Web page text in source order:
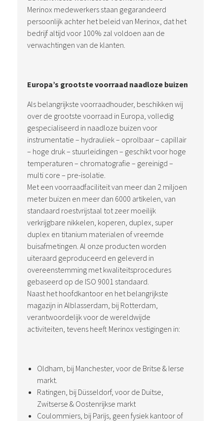
Merinox medewerkers staan gegarandeerd
persoonlijk achter het beleid van Merinox, dat het
bedrijf altijd voor 100% zal voldoen aan de
verwachtingen van de klanten.
Europa’s grootste voorraad naadloze buizen
Als belangrijkste voorraadhouder, beschikken wij
over de grootste voorraad in Europa, volledig
gespecialiseerd in naadloze buizen voor
instrumentatie – hydrauliek – oprolbaar – capillair
– hoge druk – stuurleidingen – geschikt voor hoge
temperaturen – chromatografie – gereinigd –
multi core – pre-isolatie.
Met een voorraadfaciliteit van meer dan 2 miljoen
meter buizen en meer dan 6000 artikelen, van
standaard roestvrijstaal tot zeer moeilijk
verkrijgbare nikkelen, koperen, duplex, super
duplex en titanium materialen of vreemde
buisafmetingen. Al onze producten worden
uiteraard geproduceerd en geleverd in
overeenstemming met kwaliteitsprocedures
gebaseerd op de ISO 9001 standaard.
Naast het hoofdkantoor en het belangrijkste
magazijn in Alblasserdam, bij Rotterdam,
verantwoordelijk voor de wereldwijde
activiteiten, tevens heeft Merinox vestigingen in:
Oldham, bij Manchester, voor de Britse & Ierse
markt.
Ratingen, bij Düsseldorf, voor de Duitse,
Zwitserse & Oostenrijkse markt
Coulommiers, bij Parijs, geen fysiek kantoor of